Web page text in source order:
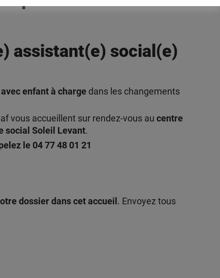
assistant(e) social(e)
enfant à charge dans les changements
vous accueillent sur rendez-vous au centre
social Soleil Levant.
le 04 77 48 01 21
dossier dans cet accueil . Envoyez tous